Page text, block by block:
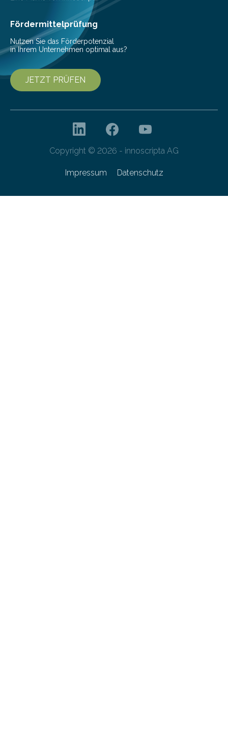
Cyberagentur organisiert am 25. März 2025, von 14:00
bis 16:00 Uhr, ein virtuelles Partnering Event zum
Forschungsprogramm „Datenrekonstruktion…
Fördermittelprüfung
Nutzen Sie das Förderpotenzial
in Ihrem Unternehmen optimal aus?
JETZT PRÜFEN
Copyright © 2026 - innoscripta AG
Impressum Datenschutz